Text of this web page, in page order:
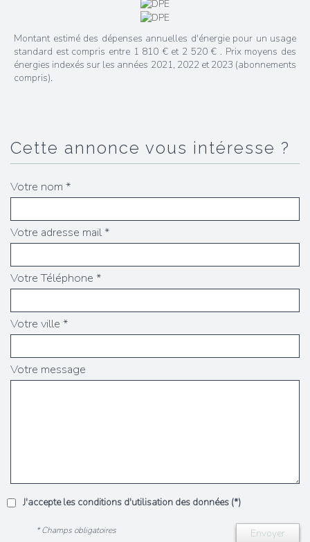
Montant estimé des dépenses annuelles d'énergie pour un usage
standard est compris entre 1 810 € et 2 520 € . Prix moyens des
énergies indexés sur les années 2021, 2022 et 2023 (abonnements
compris).
cette annonce vous intéresse ?
Votre nom *
Votre adresse mail *
Votre Téléphone *
Votre ville *
Votre message
J'accepte les conditions d'utilisation des données (*)
Envoyer
* Champs obligatoires